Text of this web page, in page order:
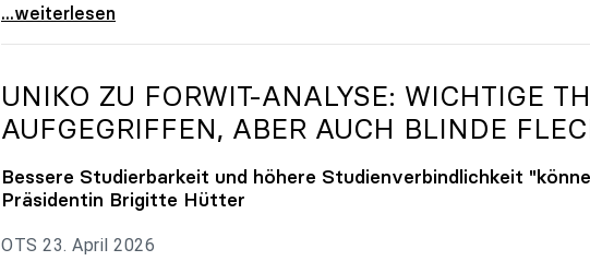
uniko zu Budgetverhandlungen: Universitäten sind
...weiterlesen
UNIKO ZU FORWIT-ANALYSE: WICHTIGE
AUFGEGRIFFEN, ABER AUCH BLINDE
Bessere Studierbarkeit und höhere Studienverbindlichkeit
Präsidentin Brigitte Hütter
OTS 23. April 2026